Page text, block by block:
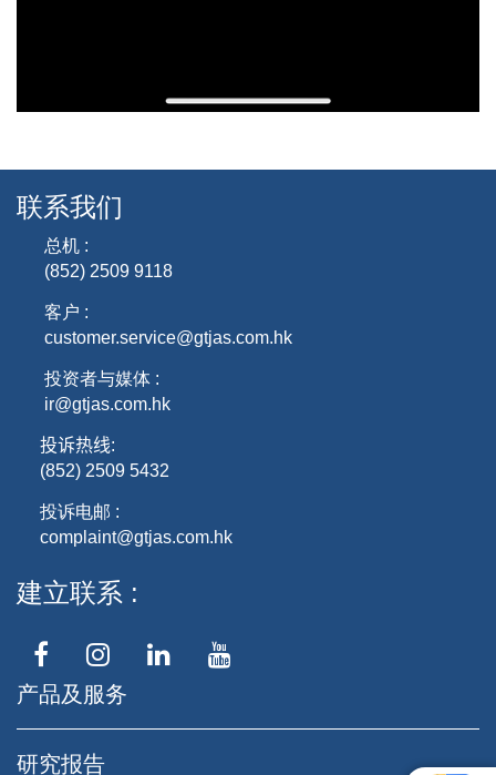
联系我们
总机 :
(852) 2509 9118
客户 :
customer.service@gtjas.com.hk
投资者与媒体 :
ir@gtjas.com.hk
投诉热线:
(852) 2509 5432
投诉电邮 :
complaint@gtjas.com.hk
建立联系
产品及服务
研究报告